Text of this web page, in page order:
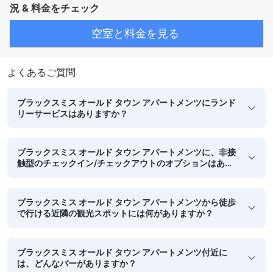
況 & 料金をチェック
空室と料金を見る
よくあるご質問
ブラックスミス オールド タウン アパートメンツにランド
リーサービスはありますか？
ブラックスミス オールド タウン アパートメンツに、非接
触型のチェックイン/チェックアウトのオプションはあり
ブラックスミス オールド タウン アパートメンツから徒歩
で行ける近隣の観光スポットには何がありますか？
ブラックスミス オールド タウン アパートメンツ付近に
は、どんなバーがありますか？